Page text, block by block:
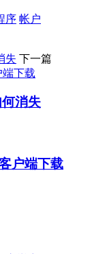
序 帐户
失 下一篇
下载
消失
户端下载